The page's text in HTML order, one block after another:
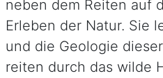
neben dem Reiten auf
Erleben der Natur. Sie
und die Geologie
reiten durch das wilde